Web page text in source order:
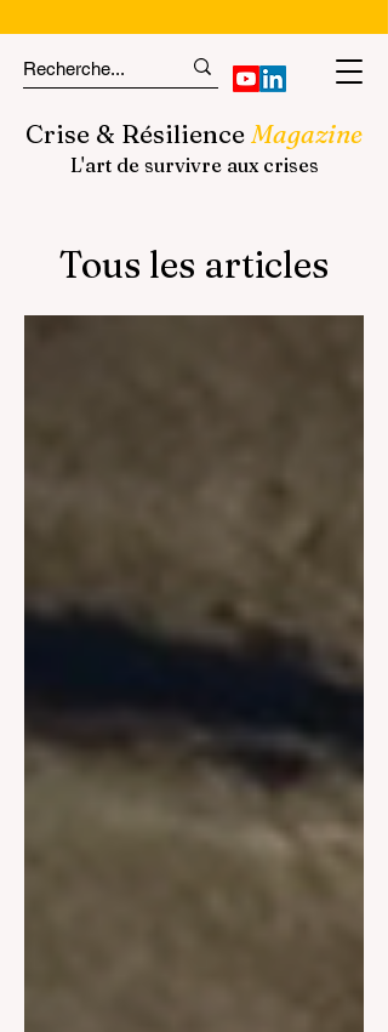
Crise & Résilience Magazine
L'art de survivre aux crises
Tous les articles